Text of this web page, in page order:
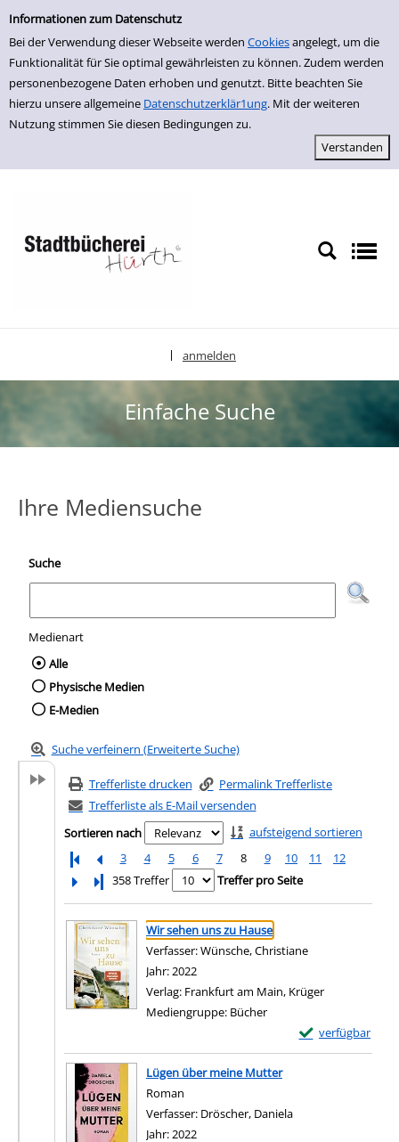
Einfache Suche
Informationen zum Datenschutz
Bei der Verwendung dieser Webseite werden Cookiesangelegt, um die
Funktionalität für Sie optimal gewährleisten zu können. Zudem werden
personenbezogene Daten erhoben und genutzt. Bitte beachten Sie
hierzu unsere allgemeine Datenschutzerklär1ung. Mit der weiteren
Nutzung stimmen Sie diesen Bedingungen zu.
zur Navigation springen
zum Inhalt springen
Zu den Suchfiltern springen
Zur Trefferliste springen
anmelden
Einfache Suche
Ihre Mediensuche
Suche
Medienart
Wählen Sie die Medienart nach der Sie
Alle
Physische Medien
E-Medien
Suche verfeinern (Erweiterte Suche)
Trefferliste drucken
Permalink Trefferliste
Trefferliste als E-Mail versenden
Sortieren nach
aufsteigend sortieren
3
4 5 6 7 8 9 10 11
12
Letzte Seite
358 Treffer Treffer pro Seite
Suchergebnis
Zu den Suchfiltern springen
Wir sehen uns zu Hause
Verfasser:Wünsche, Christiane
Jahr:2022
Verlag: Frankfurt am Main, Krüger
Mediengruppe: Bücher
verfügbar
Exemplar-Details
Zum Download
Lügen über meine Mutter
Roman
Verfasser: Dröscher, Daniela
Jahr:2022